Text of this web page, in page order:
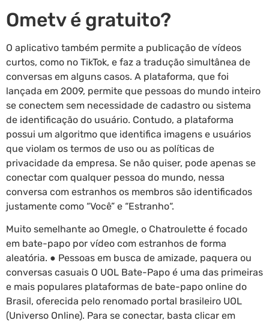
Ometv é gratuito?
O aplicativo também permite a publicação de vídeos
curtos, como no TikTok, e faz a tradução simultânea de
conversas em alguns casos. A plataforma, que foi
lançada em 2009, permite que pessoas do mundo inteiro
se conectem sem necessidade de cadastro ou sistema
de identificação do usuário. Contudo, a plataforma
possui um algoritmo que identifica imagens e usuários
que violam os termos de uso ou as políticas de
privacidade da empresa. Se não quiser, pode apenas se
conectar com qualquer pessoa do mundo, nessa
conversa com estranhos os membros são identificados
justamente como “Você” e “Estranho“.
Muito semelhante ao Omegle, o Chatroulette é focado
em bate-papo por vídeo com estranhos de forma
aleatória. ● Pessoas em busca de amizade, paquera ou
conversas casuais O UOL Bate-Papo é uma das primeiras
e mais populares plataformas de bate-papo online do
Brasil, oferecida pelo renomado portal brasileiro UOL
(Universo Online). Para se conectar, basta clicar em